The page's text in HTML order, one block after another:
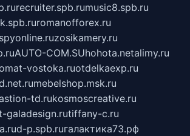
recruiter.spb.rumusic8.spb.ru
romanofforex.ru
spyonline.ruzosikamery.ru
AUTO-COM.SUhohota.netalimy.ru
vostoka.ruotdelkaexp.ru
mebelshop.msk.ru
td.rukosmoscreative.ru
galadesign.rutiffany-c.ru
d-p.spb.ruгалактика73.рф